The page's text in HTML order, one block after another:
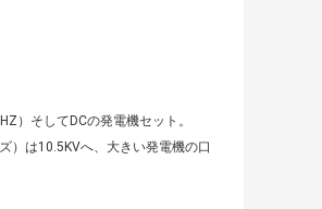
）そしてDCの発電機セット。
）は10.5KVへ、大きい発電機の口